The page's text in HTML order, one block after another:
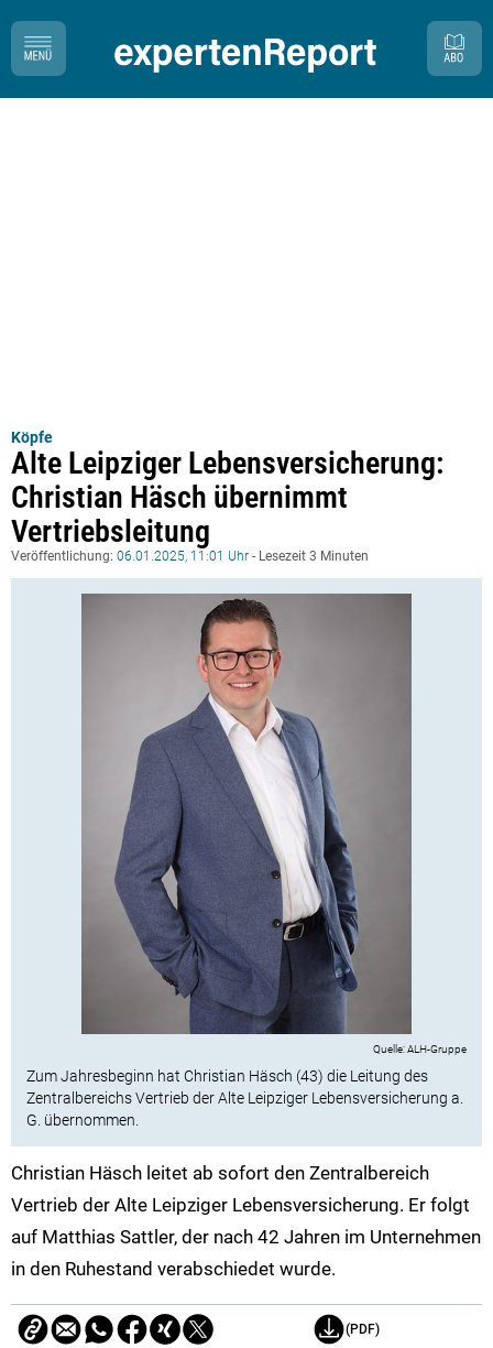
Zum Jahresbeginn hat Christian Häsch (43) die Leitung des
Zentralbereichs Vertrieb der Alte Leipziger Lebensversicherung a.
G. übernommen.
ALH-Gruppe
Köpfe
Alte Leipziger Lebensversicherung:
Christian Häsch übernimmt
Vertriebsleitung
Veröffentlichung: 06.01.2025, 11:01 Uhr - Lesezeit 3 Minuten
Christian Häsch leitet ab sofort den Zentralbereich
Vertrieb der Alte Leipziger Lebensversicherung. Er folgt
auf Matthias Sattler, der nach 42 Jahren im Unternehmen
in den Ruhestand verabschiedet wurde.
(PDF)